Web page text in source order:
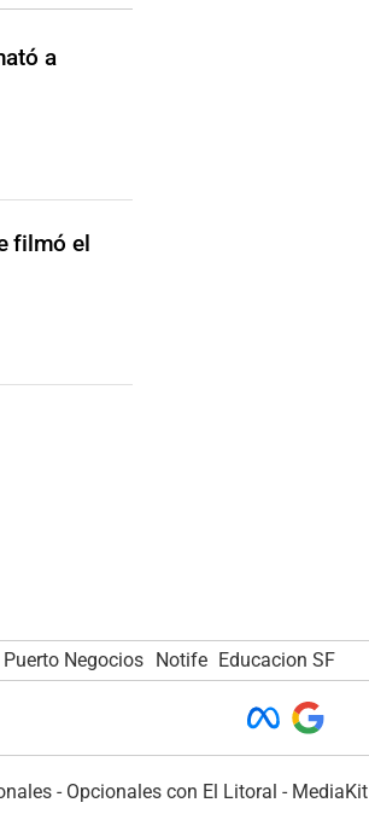
a
filmó el
Puerto Negocios Notife Educacion SF
- Opcionales con El Litoral - MediaKit